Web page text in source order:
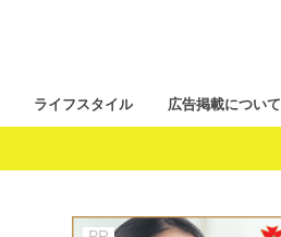
ライフスタイル 広告掲載について